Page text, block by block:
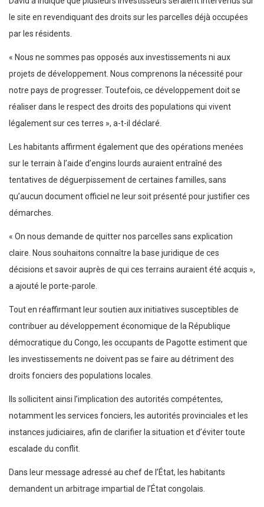
le site en revendiquant des droits sur les parcelles déjà occupées
par les résidents.
« Nous ne sommes pas opposés aux investissements ni aux
projets de développement. Nous comprenons la nécessité pour
notre pays de progresser. Toutefois, ce développement doit se
réaliser dans le respect des droits des populations qui vivent
légalement sur ces terres », a-t-il déclaré.
Les habitants affirment également que des opérations menées
sur le terrain à l’aide d’engins lourds auraient entraîné des
tentatives de déguerpissement de certaines familles, sans
qu’aucun document officiel ne leur soit présenté pour justifier ces
démarches.
« On nous demande de quitter nos parcelles sans explication
claire. Nous souhaitons connaître la base juridique de ces
décisions et savoir auprès de qui ces terrains auraient été acquis »,
a ajouté le porte-parole.
Tout en réaffirmant leur soutien aux initiatives susceptibles de
contribuer au développement économique de la République
démocratique du Congo, les occupants de Pagotte estiment que
les investissements ne doivent pas se faire au détriment des
droits fonciers des populations locales.
Ils sollicitent ainsi l’implication des autorités compétentes,
notamment les services fonciers, les autorités provinciales et les
instances judiciaires, afin de clarifier la situation et d’éviter toute
escalade du conflit.
Dans leur message adressé au chef de l’État, les habitants
demandent un arbitrage impartial de l’État congolais.